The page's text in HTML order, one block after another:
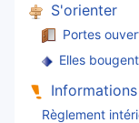
S'orienter
Portes
Elles
Informations
Règlement